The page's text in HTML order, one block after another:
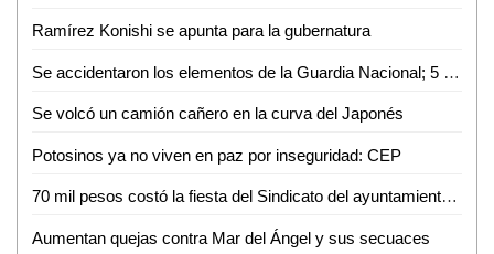
Ramírez Konishi se apunta para la gubernatura
Se accidentaron los elementos de la Guardia Nacional; 5 heridos
Se volcó un camión cañero en la curva del Japonés
Potosinos ya no viven en paz por inseguridad: CEP
70 mil pesos costó la fiesta del Sindicato del ayuntamiento de Ciudad Valles
Aumentan quejas contra Mar del Ángel y sus secuaces